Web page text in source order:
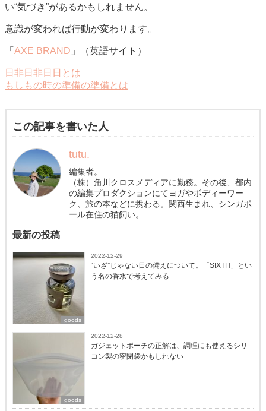
い“気づき”があるかもしれません。
意識が変われば行動が変わります。
「 AXE BRAND 」（英語サイト）
日非日非日日とは
もしもの時の準備の準備とは
この記事を書いた人
tutu.
編集者。
（株）角川クロスメディアに勤務。その後、都内
の編集プロダクションにてヨガやボディーワー
ク、旅の本などに携わる。関西生まれ、シンガポ
ール在住の猫飼い。
最新の投稿
goods
2022-12-29
“いざ”じゃない日の備えについて。「SIXTH」とい
う名の香水で考えてみる
goods
2022-12-28
ガジェットポーチの正解は、調理にも使えるシリ
コン製の密閉袋かもしれない